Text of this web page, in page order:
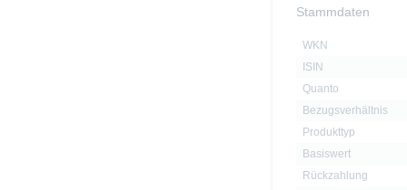
Stammdaten
WKN
ISIN
Quanto
Bezugsverhältnis
Produkttyp
Basiswert
Rückzahlung